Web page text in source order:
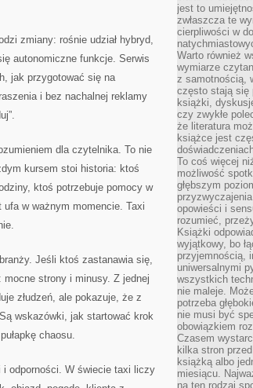
zmiany: rośnie udział hybryd,
autonomiczne funkcje. Serwis
jak przygotować się na
i bez nachalnej reklamy
dla czytelnika. To nie
kursem stoi historia: ktoś
ktoś potrzebuje pomocy w
w ważnym momencie. Taxi
Jeśli ktoś zastanawia się,
strony i minusy. Z jednej
złudzeń, ale pokazuje, że z
wskazówki, jak startować krok
chaosu.
odporności. W świecie taxi liczy
jest to
zwłaszcza te
cierpliwości w
Warto również
wymiarze
z samotnością,
często stają się
książki,
czy zwykłe
że literatura
książce jest
To coś więcej
możliwość
głębszym
opowieści i
rozumieć,
Książki
wyjątkowy, bo
przyjemnością,
uniwersalnymi
wszystkich
nie maleje.
potrzeba
nie musi być
obowiązkiem
Czasem
kilka stron
książką albo
miesiącu.
na ten rodzaj